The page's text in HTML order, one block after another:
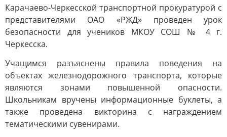
Карачаево-Черкесской транспортной прокуратурой с
представителями ОАО «РЖД» проведен урок
безопасности для учеников МКОУ СОШ № 4 г.
Черкесска.
Учащимся разъяснены правила поведения на
объектах железнодорожного транспорта, которые
являются зонами повышенной опасности.
Школьникам вручены информационные буклеты, а
также проведена викторина с награждением
тематическими сувенирами.